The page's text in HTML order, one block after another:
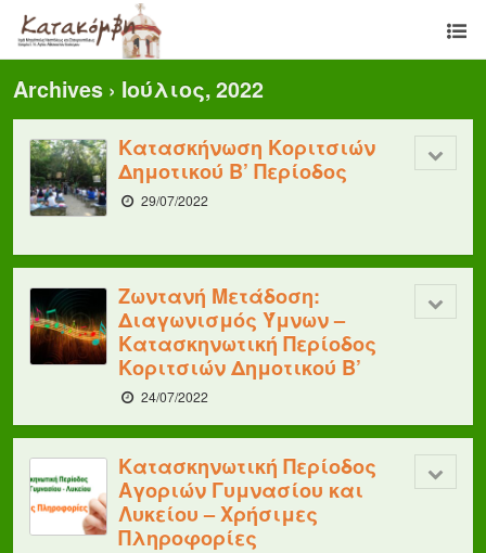
Archives › Ιούλιος, 2022
Κατασκήνωση Κοριτσιών
Δημοτικού Β’ Περίοδος
29/07/2022
Ζωντανή Μετάδοση:
Διαγωνισμός Ύμνων –
Κατασκηνωτική Περίοδος
Κοριτσιών Δημοτικού B’
24/07/2022
Κατασκηνωτική Περίοδος
Αγοριών Γυμνασίου και
Λυκείου – Χρήσιμες
Πληροφορίες